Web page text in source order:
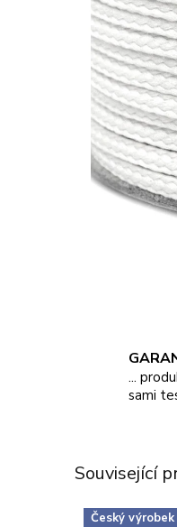
...
sami
Související
Český výrobek